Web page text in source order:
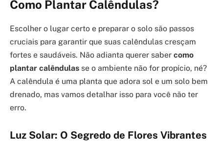
Como Plantar Calêndulas?
Escolher o lugar certo e preparar o solo são passos
cruciais para garantir que suas calêndulas cresçam
fortes e saudáveis. Não adianta querer saber como
plantar calêndulas se o ambiente não for propício, né?
A calêndula é uma planta que adora sol e um solo bem
drenado, mas vamos detalhar isso para você não ter
erro.
Luz Solar: O Segredo de Flores Vibrantes